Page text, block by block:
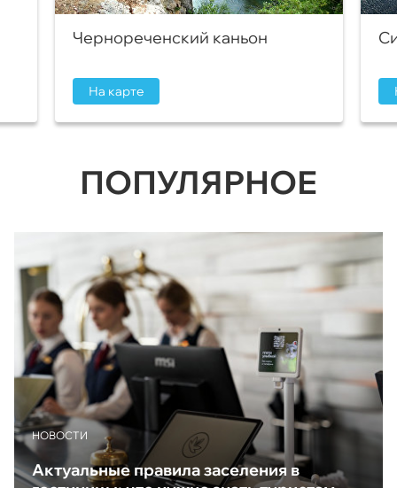
Чернореченский каньон
На карте
ПОПУЛЯРНОЕ
НОВОСТИ
Актуальные правила заселения в